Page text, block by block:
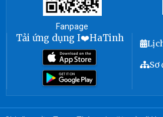
Fanpage
Tải ứng dụng I❤️HaTinh
Sơ